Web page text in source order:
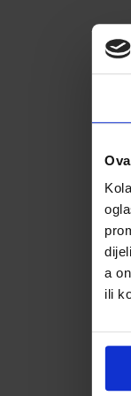
a
ili